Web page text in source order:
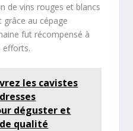
de vins rouges et blancs
au cépage
fut récompensé à
efforts.
les cavistes
déguster et
qualité